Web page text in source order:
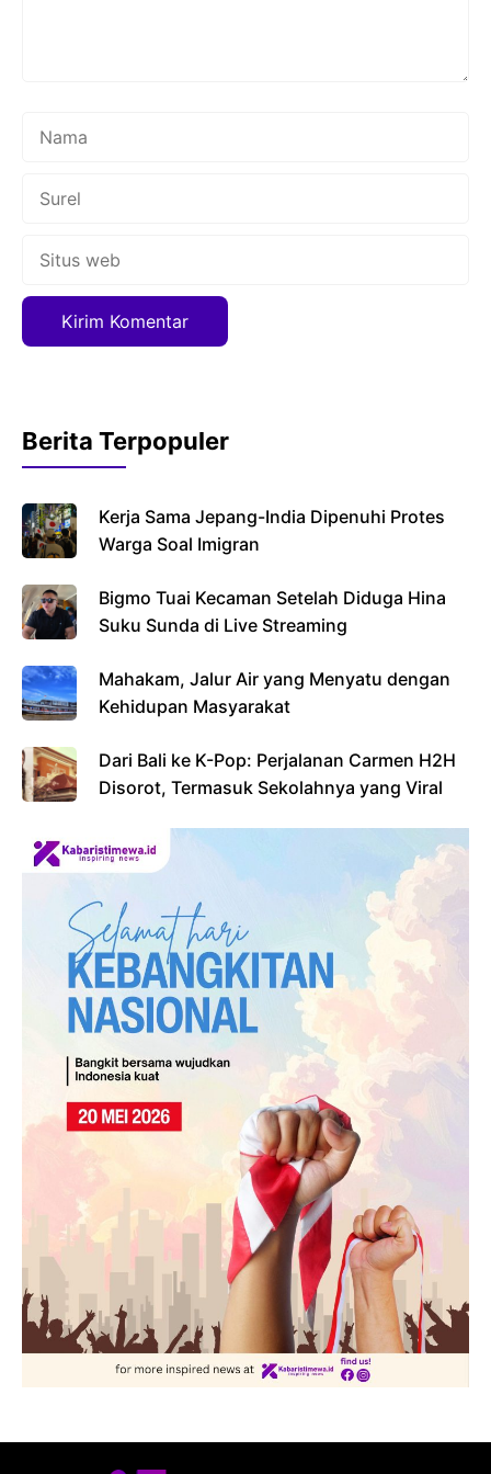
Berita Terpopuler
Kerja Sama Jepang-India Dipenuhi Protes
Warga Soal Imigran
Bigmo Tuai Kecaman Setelah Diduga Hina
Suku Sunda di Live Streaming
Mahakam, Jalur Air yang Menyatu dengan
Kehidupan Masyarakat
Dari Bali ke K-Pop: Perjalanan Carmen H2H
Disorot, Termasuk Sekolahnya yang Viral